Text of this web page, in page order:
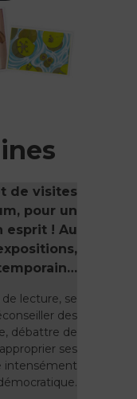
de visites
pour un
esprit ! Au
lecture, se
des
débattre de
ses
intensément